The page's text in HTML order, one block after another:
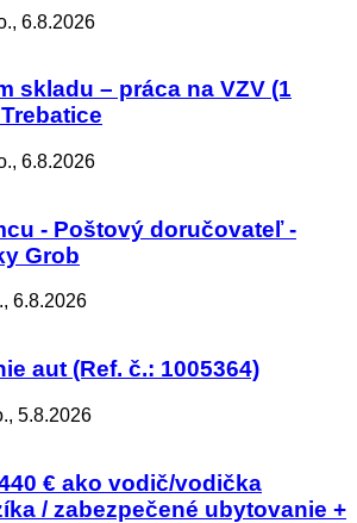
6.8.2026
skladu – práca na VZV (1
6.8.2026
- Poštový doručovateľ -
Grob
6.8.2026
aut (Ref. č.: 1005364)
5.8.2026
€ ako vodič/vodička
/ zabezpečené ubytovanie +